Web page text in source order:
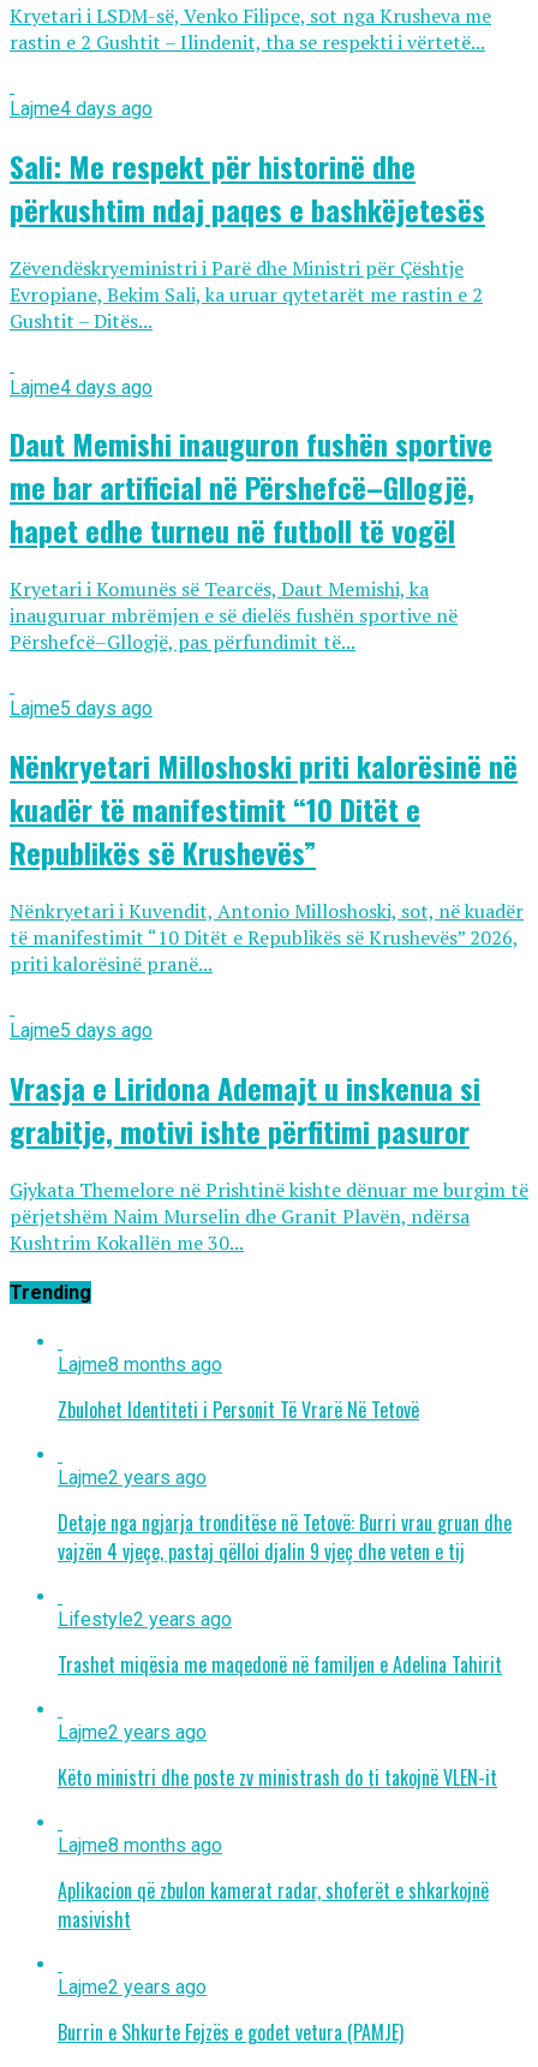
Kryetari i LSDM-së, Venko Filipce, sot nga Krusheva me
rastin e 2 Gushtit – Ilindenit, tha se respekti i vërtetë...
Lajme4 days ago
Sali: Me respekt për historinë dhe
përkushtim ndaj paqes e bashkëjetesës
Zëvendëskryeministri i Parë dhe Ministri për Çështje
Evropiane, Bekim Sali, ka uruar qytetarët me rastin e 2
Gushtit – Ditës...
Lajme4 days ago
Daut Memishi inauguron fushën sportive
me bar artificial në Përshefcë–Gllogjë,
hapet edhe turneu në futboll të vogël
Kryetari i Komunës së Tearcës, Daut Memishi, ka
inauguruar mbrëmjen e së dielës fushën sportive në
Përshefcë–Gllogjë, pas përfundimit të...
Lajme5 days ago
Nënkryetari Milloshoski priti kalorësinë në
kuadër të manifestimit “10 Ditët e
Republikës së Krushevës”
Nënkryetari i Kuvendit, Antonio Milloshoski, sot, në kuadër
të manifestimit “10 Ditët e Republikës së Krushevës” 2026,
priti kalorësinë pranë...
Lajme5 days ago
Vrasja e Liridona Ademajt u inskenua si
grabitje, motivi ishte përfitimi pasuror
Gjykata Themelore në Prishtinë kishte dënuar me burgim të
përjetshëm Naim Murselin dhe Granit Plavën, ndërsa
Kushtrim Kokallën me 30...
Trending
Lajme8 months ago
Zbulohet Identiteti i Personit Të Vrarë Në Tetovë
Lajme2 years ago
Detaje nga ngjarja tronditëse në Tetovë: Burri vrau gruan dhe
vajzën 4 vjeçe, pastaj qëlloi djalin 9 vjeç dhe veten e tij
Lifestyle2 years ago
Trashet miqësia me maqedonë në familjen e Adelina Tahirit
Lajme2 years ago
Këto ministri dhe poste zv ministrash do ti takojnë VLEN-it
Lajme8 months ago
Aplikacion që zbulon kamerat radar, shoferët e shkarkojnë
masivisht
Lajme2 years ago
Burrin e Shkurte Fejzës e godet vetura (PAMJE)